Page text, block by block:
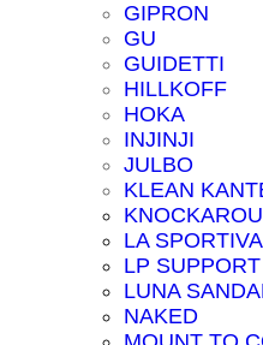
GIPRON
GU
GUIDETTI
HILLKOFF
HOKA
INJINJI
JULBO
KLEAN
LA SPORTIVA
LP SUPPORT
LUNA
NAKED